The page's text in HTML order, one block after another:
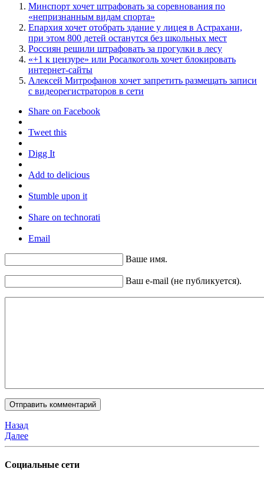
Минспорт хочет штрафовать за соревнования по
«непризнанным видам спорта»
Епархия хочет отобрать здание у лицея в Астрахани,
при этом 800 детей останутся без школьных мест
Россиян решили штрафовать за прогулки в лесу
«+1 к цензуре» или Росалкоголь хочет блокировать
интернет-сайты
Алексей Митрофанов хочет запретить размещать записи
с видеорегистраторов в сети
Share on Facebook
Tweet this
Digg It
Add to delicious
Stumble upon it
Share on technorati
Email
Ваше имя.
Ваш e-mail (не публикуется).
Назад
Далее
Социальные сети